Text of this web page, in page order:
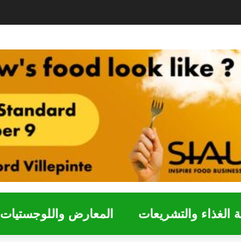
الغذاء والتشريعات المعارض واللوجستيات